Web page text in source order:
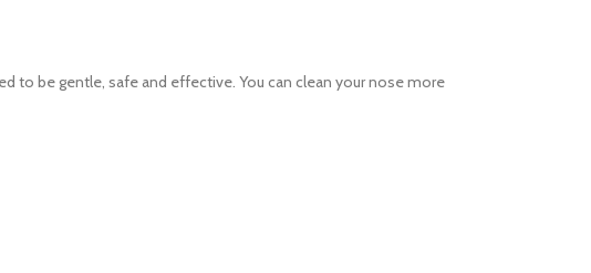
to be gentle, safe and effective. You can clean your nose more